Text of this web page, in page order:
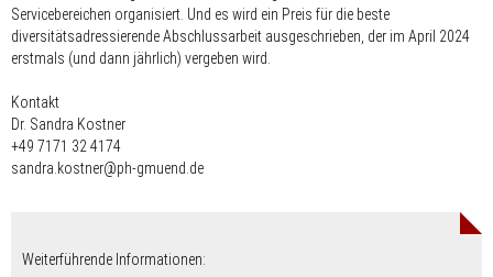
Servicebereichen organisiert. Und es wird ein Preis für die beste
diversitätsadressierende Abschlussarbeit ausgeschrieben, der im April 2024
erstmals (und dann jährlich) vergeben wird.
Kontakt
Dr. Sandra Kostner
+49 7171 32 4174
sandra.kostner@ph-gmuend.de
Weiterführende Informationen: